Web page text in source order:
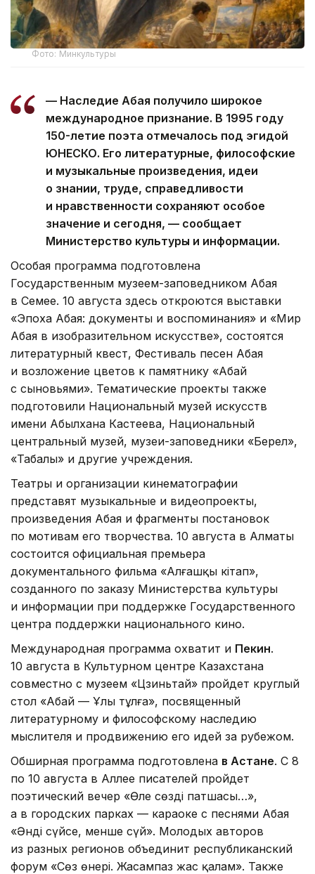
Фото: Минкультуры
— Наследие Абая получило широкое
международное признание. В 1995 году
150-летие поэта отмечалось под эгидой
ЮНЕСКО. Его литературные, философские
и музыкальные произведения, идеи
о знании, труде, справедливости
и нравственности сохраняют особое
значение и сегодня, — сообщает
Министерство культуры и информации.
Особая программа подготовлена
Государственным музеем-заповедником Абая
в Семее. 10 августа здесь откроются выставки
«Эпоха Абая: документы и воспоминания» и «Мир
Абая в изобразительном искусстве», состоятся
литературный квест, Фестиваль песен Абая
и возложение цветов к памятнику «Абай
с сыновьями». Тематические проекты также
подготовили Национальный музей искусств
имени Абылхана Кастеева, Национальный
центральный музей, музеи-заповедники «Берел»,
«Таңбалы» и другие учреждения.
Театры и организации кинематографии
представят музыкальные и видеопроекты,
произведения Абая и фрагменты постановок
по мотивам его творчества. 10 августа в Алматы
состоится официальная премьера
документального фильма «Алғашқы кітап»,
созданного по заказу Министерства культуры
и информации при поддержке Государственного
центра поддержки национального кино.
Международная программа охватит и Пекин.
10 августа в Культурном центре Казахстана
совместно с музеем «Цзиньтай» пройдет круглый
стол «Абай — Ұлы тұлға», посвященный
литературному и философскому наследию
мыслителя и продвижению его идей за рубежом.
Обширная программа подготовлена в Астане. С 8
по 10 августа в Аллее писателей пройдет
поэтический вечер «Өлең сөздің патшасы…»,
а в городских парках — караоке с песнями Абая
«Әнді сүйсең, менше сүй». Молодых авторов
из разных регионов объединит республиканский
форум «Сөз өнері. Жасампаз жас қалам». Также